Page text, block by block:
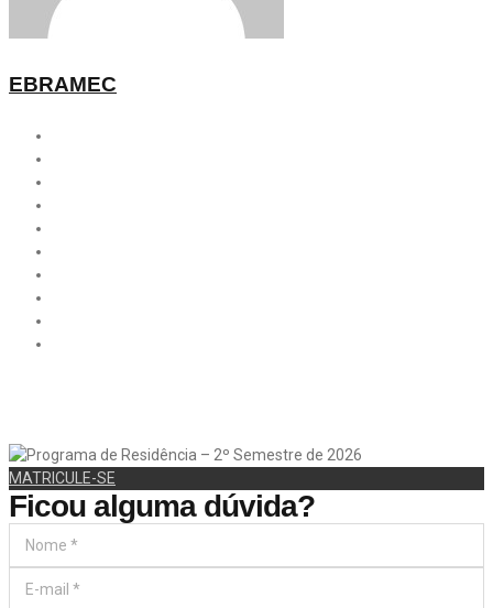
EBRAMEC
MATRICULE-SE
Ficou alguma dúvida?